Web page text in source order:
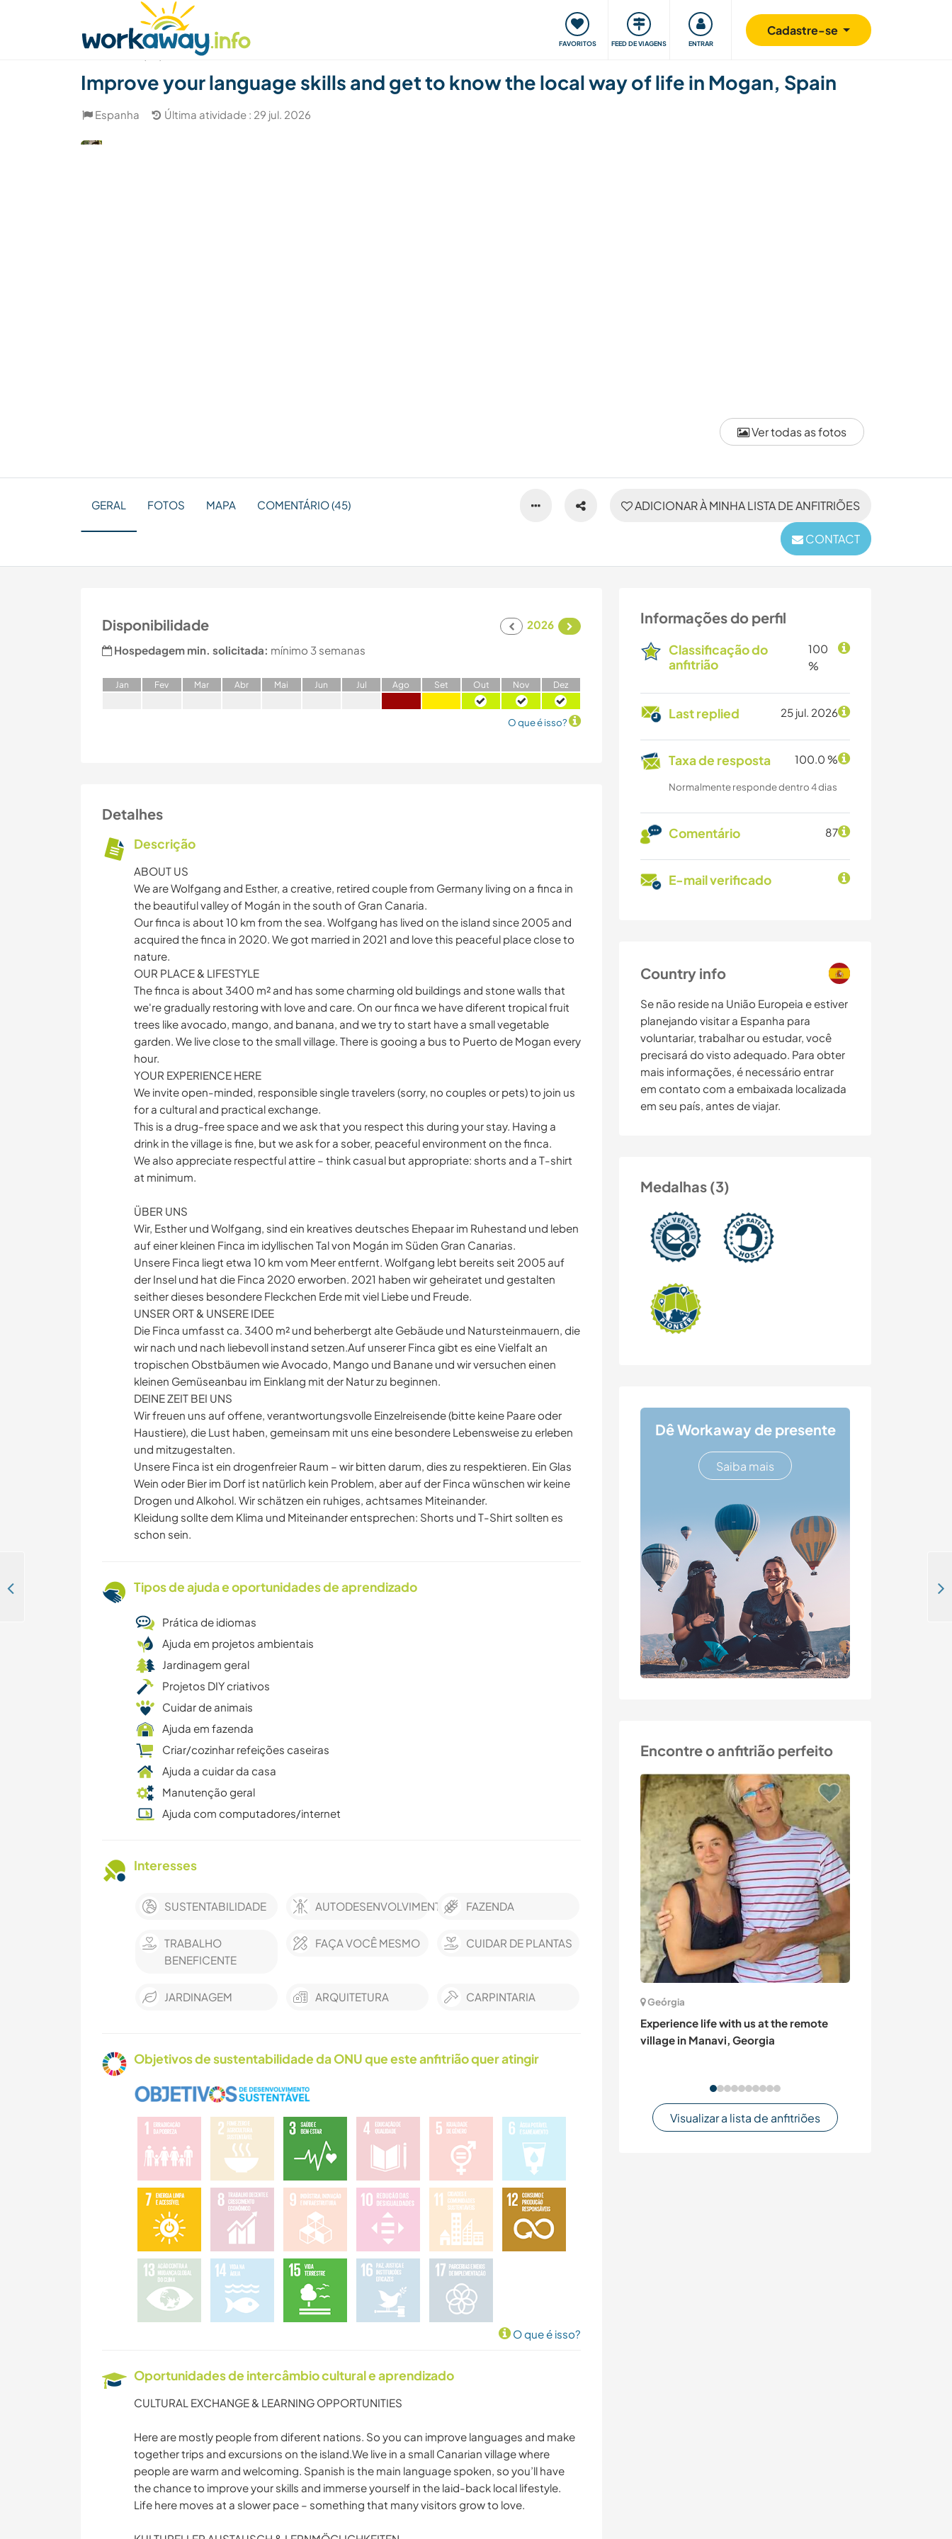
FAVORITOS FEED DE VIAGENS ENTRAR
Cadastre-se
Achar anfitrião Parceiro de viagem Viaje e aprenda Comunidade Retribuindo Segurança
Ver todas as fotos
Improve your language skills and get to know the local way of life in Mogan, Spain
Espanha Última atividade : 29 jul. 2026
ADICIONAR À MINHA LISTA DE ANFITRIÕES
CONTACT
GERAL FOTOS MAPA COMENTÁRIO (45)
Informações do perfil
Classificação do
anfitrião
100
%
Last replied 25 jul. 2026
Taxa de resposta 100.0 %
Normalmente responde dentro 4 dias
Comentário 87
E-mail verificado
Country info
Se não reside na União Europeia e estiver
planejando visitar a Espanha para
voluntariar, trabalhar ou estudar, você
precisará do visto adequado. Para obter
mais informações, é necessário entrar
em contato com a embaixada localizada
em seu país, antes de viajar.
Medalhas (3)
Dê Workaway de presente
Saiba mais
Encontre o anfitrião perfeito
Geórgia
Experience life with us at the remote
village in Manavi, Georgia
Visualizar a lista de anfitriões
Disponibilidade
2026
Hospedagem min. solicitada: mínimo 3 semanas
Jan Fev Mar Abr Mai Jun Jul Ago Set Out Nov Dez
O que é isso?
Detalhes
Descrição
ABOUT US
We are Wolfgang and Esther, a creative, retired couple from Germany living on a finca in
the beautiful valley of Mogán in the south of Gran Canaria.
Our finca is about 10 km from the sea. Wolfgang has lived on the island since 2005 and
acquired the finca in 2020. We got married in 2021 and love this peaceful place close to
nature.
OUR PLACE & LIFESTYLE
The finca is about 3400 m² and has some charming old buildings and stone walls that
we're gradually restoring with love and care. On our finca we have diferent tropical fruit
trees like avocado, mango, and banana, and we try to start have a small vegetable
garden. We live close to the small village. There is gooing a bus to Puerto de Mogan every
hour.
YOUR EXPERIENCE HERE
We invite open-minded, responsible single travelers (sorry, no couples or pets) to join us
for a cultural and practical exchange.
This is a drug-free space and we ask that you respect this during your stay. Having a
drink in the village is fine, but we ask for a sober, peaceful environment on the finca.
We also appreciate respectful attire – think casual but appropriate: shorts and a T-shirt
at minimum.
ÜBER UNS
Wir, Esther und Wolfgang, sind ein kreatives deutsches Ehepaar im Ruhestand und leben
auf einer kleinen Finca im idyllischen Tal von Mogán im Süden Gran Canarias.
Unsere Finca liegt etwa 10 km vom Meer entfernt. Wolfgang lebt bereits seit 2005 auf
der Insel und hat die Finca 2020 erworben. 2021 haben wir geheiratet und gestalten
seither dieses besondere Fleckchen Erde mit viel Liebe und Freude.
UNSER ORT & UNSERE IDEE
Die Finca umfasst ca. 3400 m² und beherbergt alte Gebäude und Natursteinmauern, die
wir nach und nach liebevoll instand setzen.Auf unserer Finca gibt es eine Vielfalt an
tropischen Obstbäumen wie Avocado, Mango und Banane und wir versuchen einen
kleinen Gemüseanbau im Einklang mit der Natur zu beginnen.
DEINE ZEIT BEI UNS
Wir freuen uns auf offene, verantwortungsvolle Einzelreisende (bitte keine Paare oder
Haustiere), die Lust haben, gemeinsam mit uns eine besondere Lebensweise zu erleben
und mitzugestalten.
Unsere Finca ist ein drogenfreier Raum – wir bitten darum, dies zu respektieren. Ein Glas
Wein oder Bier im Dorf ist natürlich kein Problem, aber auf der Finca wünschen wir keine
Drogen und Alkohol. Wir schätzen ein ruhiges, achtsames Miteinander.
Kleidung sollte dem Klima und Miteinander entsprechen: Shorts und T-Shirt sollten es
schon sein.
Tipos de ajuda e oportunidades de aprendizado
Prática de idiomas
Ajuda em projetos ambientais
Jardinagem geral
Projetos DIY criativos
Cuidar de animais
Ajuda em fazenda
Criar/cozinhar refeições caseiras
Ajuda a cuidar da casa
Manutenção geral
Ajuda com computadores/internet
Interesses
SUSTENTABILIDADE AUTODESENVOLVIMENTO FAZENDA
TRABALHO
BENEFICENTE
FAÇA VOCÊ MESMO CUIDAR DE PLANTAS
JARDINAGEM ARQUITETURA CARPINTARIA
Objetivos de sustentabilidade da ONU que este anfitrião quer atingir
O que é isso?
Oportunidades de intercâmbio cultural e aprendizado
CULTURAL EXCHANGE & LEARNING OPPORTUNITIES
Here are mostly people from diferent nations. So you can improve languages and make
together trips and excursions on the island.We live in a small Canarian village where
people are warm and welcoming. Spanish is the main language spoken, so you’ll have
the chance to improve your skills and immerse yourself in the laid-back local lifestyle.
Life here moves at a slower pace – something that many visitors grow to love.
Experience off-grid life in Molvizar, Spain